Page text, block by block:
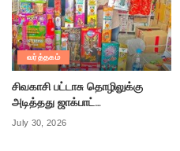
வர்த்தகம்
சிவகாசி பட்டாசு தொழிலுக்கு
அடித்தது ஜாக்பாட்…
July 30, 2026